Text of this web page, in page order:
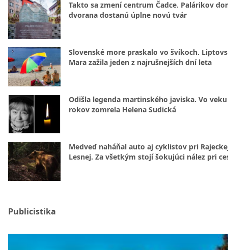
Takto sa zmení centrum Čadce. Palárikov
dvorana dostanú úplne novú tvár
Slovenské more praskalo vo švíkoch.
Mara zažila jeden z najrušnejších dní leta
Odišla legenda martinského javiska. Vo veku
rokov zomrela Helena Sudická
Medveď naháňal auto aj cyklistov pri
Lesnej. Za všetkým stojí šokujúci nález pri
Publicistika